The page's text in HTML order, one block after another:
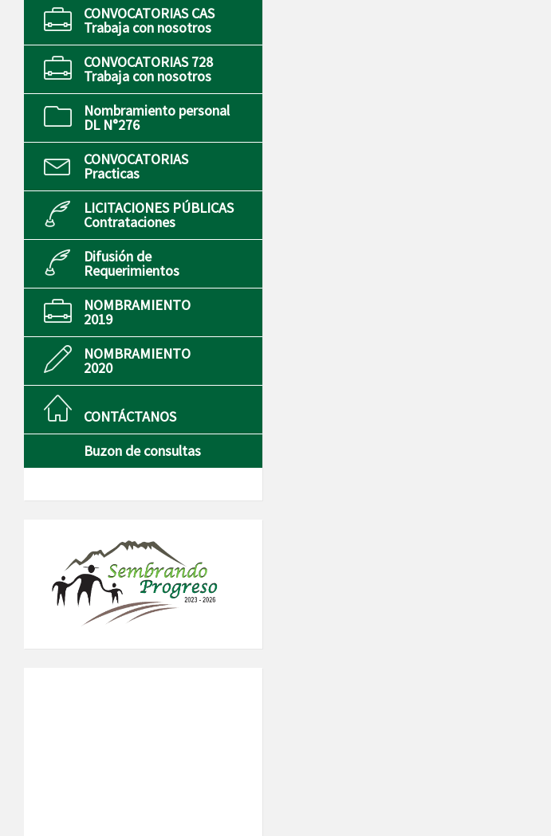
CONVOCATORIAS CAS
Trabaja con nosotros
CONVOCATORIAS 728
Trabaja con nosotros
Nombramiento personal
DL N°276
CONVOCATORIAS
Practicas
LICITACIONES PÚBLICAS
Contrataciones
Difusión de
Requerimientos
NOMBRAMIENTO
2019
NOMBRAMIENTO
2020
CONTÁCTANOS
Buzon de consultas